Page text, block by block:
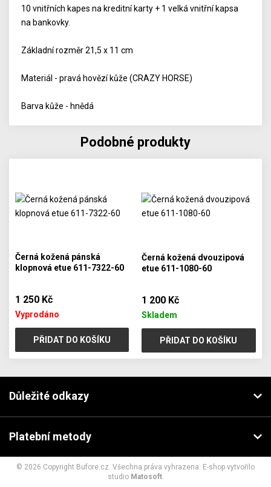
10 vnitřních kapes na kreditní karty + 1 velká vnitřní kapsa
na bankovky.
Základní rozměr 21,5 x 11 cm
Materiál - pravá hovězí kůže (CRAZY HORSE)
Barva kůže - hnědá
Podobné produkty
Černá kožená pánská
klopnová etue 611-7322-60
1 250 Kč
Vyprodáno
PŘIDAT DO KOŠÍKU
Černá kožená dvouzipová
etue 611-1080-60
1 200 Kč
Skladem
PŘIDAT DO KOŠÍKU
Důležité odkazy
Platební metody
© 2026 Copyright Bufore.cz. Všechna práva vyhrazena. E-shop vytvořilo
studio Matosoft.